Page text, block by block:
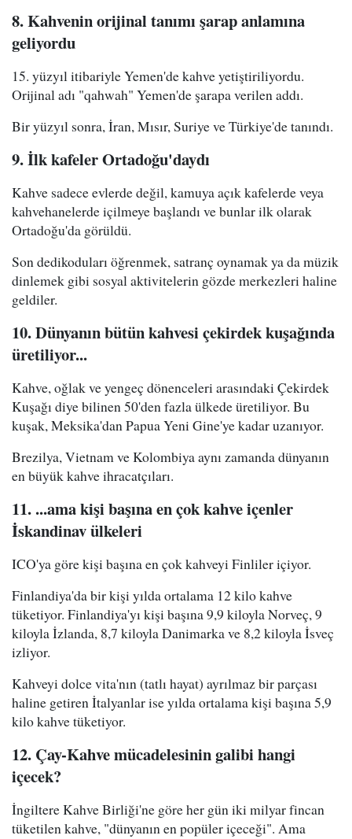
8. Kahvenin orijinal tanımı şarap anlamına
geliyordu
15. yüzyıl itibariyle Yemen'de kahve yetiştiriliyordu.
Orijinal adı "qahwah" Yemen'de şarapa verilen addı.
Bir yüzyıl sonra, İran, Mısır, Suriye ve Türkiye'de tanındı.
9. İlk kafeler Ortadoğu'daydı
Kahve sadece evlerde değil, kamuya açık kafelerde veya
kahvehanelerde içilmeye başlandı ve bunlar ilk olarak
Ortadoğu'da görüldü.
Son dedikoduları öğrenmek, satranç oynamak ya da müzik
dinlemek gibi sosyal aktivitelerin gözde merkezleri haline
geldiler.
10. Dünyanın bütün kahvesi çekirdek kuşağında
üretiliyor...
Kahve, oğlak ve yengeç dönenceleri arasındaki Çekirdek
Kuşağı diye bilinen 50'den fazla ülkede üretiliyor. Bu
kuşak, Meksika'dan Papua Yeni Gine'ye kadar uzanıyor.
Brezilya, Vietnam ve Kolombiya aynı zamanda dünyanın
en büyük kahve ihracatçıları.
11. ...ama kişi başına en çok kahve içenler
İskandinav ülkeleri
ICO'ya göre kişi başına en çok kahveyi Finliler içiyor.
Finlandiya'da bir kişi yılda ortalama 12 kilo kahve
tüketiyor. Finlandiya'yı kişi başına 9,9 kiloyla Norveç, 9
kiloyla İzlanda, 8,7 kiloyla Danimarka ve 8,2 kiloyla İsveç
izliyor.
Kahveyi dolce vita'nın (tatlı hayat) ayrılmaz bir parçası
haline getiren İtalyanlar ise yılda ortalama kişi başına 5,9
kilo kahve tüketiyor.
12. Çay-Kahve mücadelesinin galibi hangi
içecek?
İngiltere Kahve Birliği'ne göre her gün iki milyar fincan
tüketilen kahve, "dünyanın en popüler içeceği". Ama